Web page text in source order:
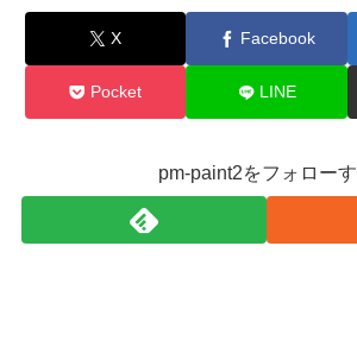
X Facebook
Pocket LINE
pm-paint2をフォロー